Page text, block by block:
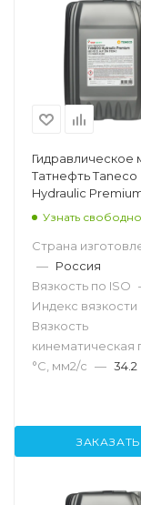
Гидравлическое
Татнефть Taneco
Hydraulic
20лУзнать
Страна
— Россия
Вязкость по ISO
Индекс вязкости
Вязкость
кинематическая
°С, мм2/с — 34.2
ЗАКАЗАТЬ